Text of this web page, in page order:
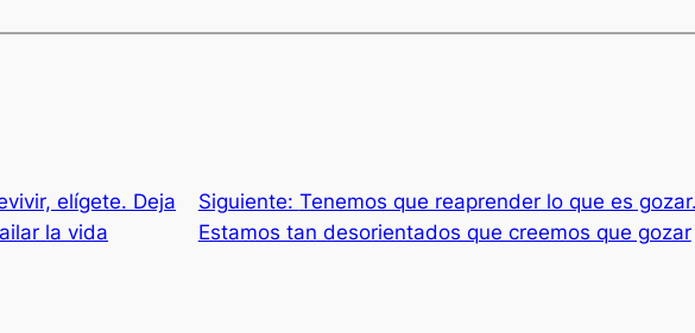
elígete. Deja
la vida
Siguiente: Tenemos que reaprender lo que es gozar.
Estamos tan desorientados que creemos que gozar